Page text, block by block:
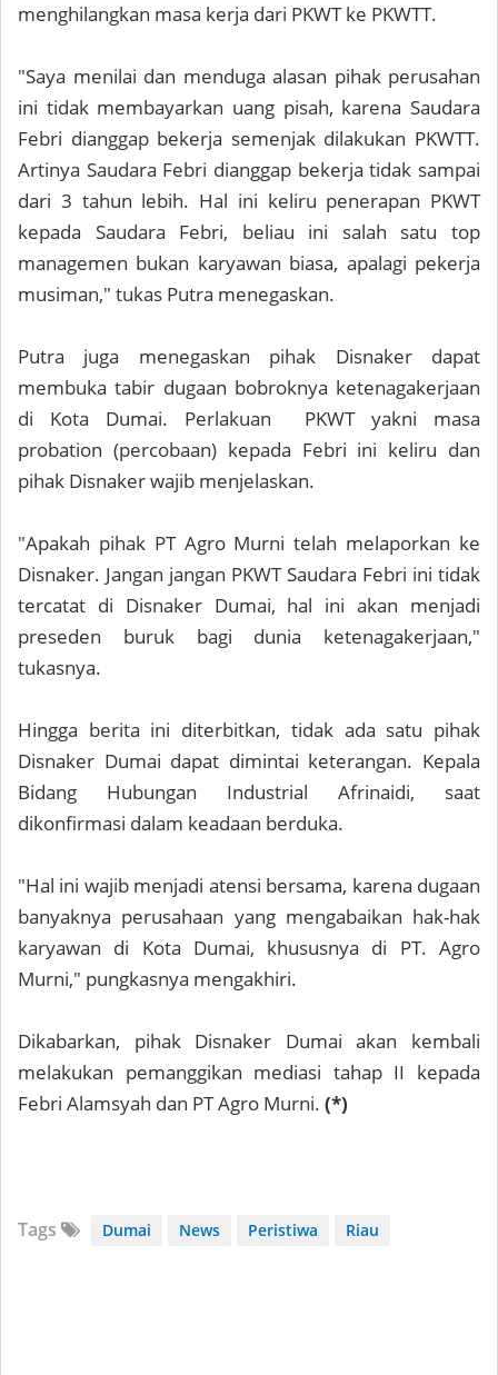
menghilangkan masa kerja dari PKWT ke PKWTT.
"Saya menilai dan menduga alasan pihak perusahan
ini tidak membayarkan uang pisah, karena Saudara
Febri dianggap bekerja semenjak dilakukan PKWTT.
Artinya Saudara Febri dianggap bekerja tidak sampai
dari 3 tahun lebih. Hal ini keliru penerapan PKWT
kepada Saudara Febri, beliau ini salah satu top
managemen bukan karyawan biasa, apalagi pekerja
musiman," tukas Putra menegaskan.
Putra juga menegaskan pihak Disnaker dapat
membuka tabir dugaan bobroknya ketenagakerjaan
di Kota Dumai. Perlakuan PKWT yakni masa
probation (percobaan) kepada Febri ini keliru dan
pihak Disnaker wajib menjelaskan.
"Apakah pihak PT Agro Murni telah melaporkan ke
Disnaker. Jangan jangan PKWT Saudara Febri ini tidak
tercatat di Disnaker Dumai, hal ini akan menjadi
preseden buruk bagi dunia ketenagakerjaan,"
tukasnya.
Hingga berita ini diterbitkan, tidak ada satu pihak
Disnaker Dumai dapat dimintai keterangan. Kepala
Bidang Hubungan Industrial Afrinaidi, saat
dikonfirmasi dalam keadaan berduka.
"Hal ini wajib menjadi atensi bersama, karena dugaan
banyaknya perusahaan yang mengabaikan hak-hak
karyawan di Kota Dumai, khususnya di PT. Agro
Murni," pungkasnya mengakhiri.
Dikabarkan, pihak Disnaker Dumai akan kembali
melakukan pemanggikan mediasi tahap II kepada
Febri Alamsyah dan PT Agro Murni. (*)
Tags Dumai News Peristiwa Riau